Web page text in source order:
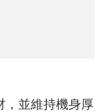
，並維持機身厚